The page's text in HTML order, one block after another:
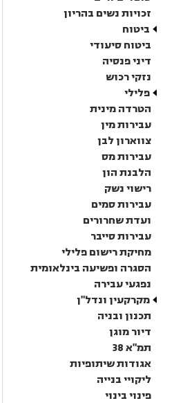
זכויות נשים בהריון
ביטוח
ביטוח סיעודי
דיני פנסיה
נזקי רכוש
פלילי
הטרדה מינית
עבירות מין
צווארון לבן
עבירות מס
הלבנת הון
רישוי נשק
עבירות סמים
ועדת שחרורים
עבירות סייבר
מחיקת רישום פלילי
הסגרה ופשיעה בינלאומית
נפגעי עבירה
מקרקעין ונדל"ן
תכנון ובניה
דיור מוגן
תמ"א 38
אגודות שיתופיות
ליקויי בנייה
פינוי בינוי